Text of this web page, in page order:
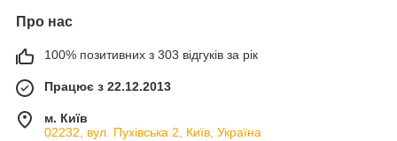
Про нас
100% позитивних з 303 відгуків за рік
Працює з 22.12.2013
м. Київ
02232, вул. Пухівська 2, Київ, Україна